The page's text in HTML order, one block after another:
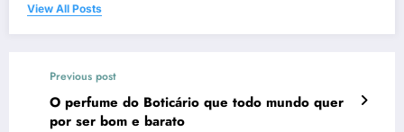
View All Posts
Previous post
O perfume do Boticário que todo mundo quer
por ser bom e barato